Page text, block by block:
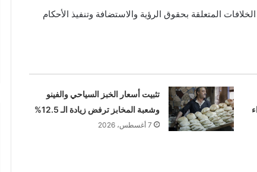
المتعلقة بحقوق الرؤية والاستضافة وتنفيذ الأحكام
تثبيت أسعار الخبز السياحي والفينو
وشعبة المخابز ترفض زيادة الـ 12.5%
7 أغسطس، 2026